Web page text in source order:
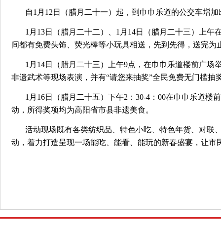
自1月12日（腊月二十一）起，到巾巾乐道的公交车增
1月13日（腊月二十二）、1月14日（腊月二十三）上
间都有免费头饰、荧光棒等小玩具相送，先到先得，送完为
1月14日（腊月二十三）上午9点，在巾巾乐道楼前广
非遗武术等现场表演，并有“请您来抽奖”全民免费无门槛
1月16日（腊月二十五）下午2：30-4：00在巾巾乐道楼
动，所得奖项均为高阳省市县非遗美食。
活动现场既有各类纺织品、特色小吃、特色年货、对联
动，着力打造呈现一场能吃、能看、能玩的新春盛宴，让